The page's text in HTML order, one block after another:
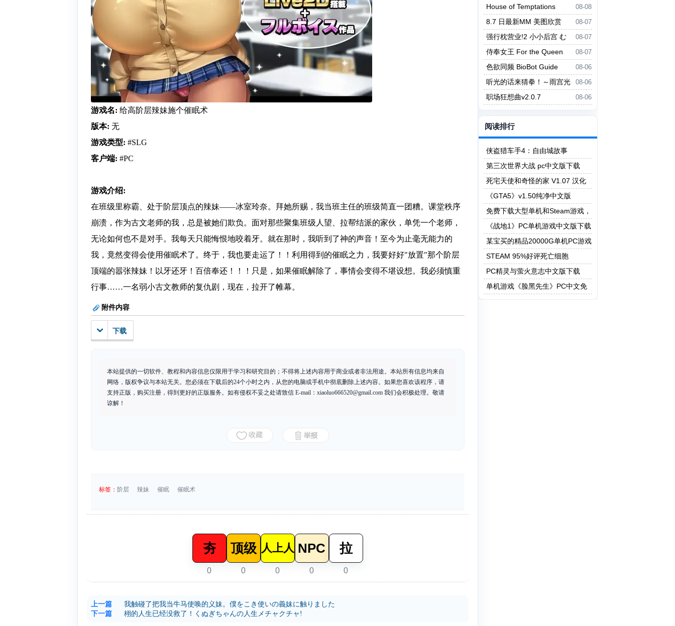
游戏名: 给高阶层辣妹施个催眠术
版本: 无
游戏类型: #SLG
客户端: #PC
游戏介绍:
在班级里称霸、处于阶层顶点的辣妹——冰室玲奈。拜她所赐，我当班主任的班级简直一团糟。课堂秩序
崩溃，作为古文老师的我，总是被她们欺负。面对那些聚集班级人望、拉帮结派的家伙，单凭一个老师，
无论如何也不是对手。我每天只能悔恨地咬着牙。就在那时，我听到了神的声音！至今为止毫无能力的
我，竟然变得会使用催眠术了。终于，我也要走运了！！利用得到的催眠之力，我要好好"放置"那个阶层
顶端的嚣张辣妹！以牙还牙！百倍奉还！！！只是，如果催眠解除了，事情会变得不堪设想。我必须慎重
行事……一名弱小古文教师的复仇剧，现在，拉开了帷幕。
附件内容
下载
本站提供的一切软件、教程和内容信息仅限用于学习和研究目的；不得将上述内容用于商业或者非法用途。本站所有信息均来自
网络，版权争议与本站无关。您必须在下载后的24个小时之内，从您的电脑或手机中彻底删除上述内容。如果您喜欢该程序，请
支持正版，购买注册，得到更好的正版服务。如有侵权不妥之处请致信 E-mail： xiaoluo666520@gmail.com 我们会积极处理。敬请
谅解！
标签： 阶层 辣妹 催眠 催眠术
夯
0
顶级
0
人上人
0
NPC
0
拉
0
上一篇
我触碰了把我当牛马使唤的义妹。僕をこき使いの義妹に触りました
下一篇
栩的人生已经没救了！くぬぎちゃんの人生メチャクチャ!
程 護身術道場 秘密のNTRレッス
ン
08-08
House of Temptations
08-07
8.7 日最新MM 美图欣赏
08-07
强行枕营业!2 小小后宫 む
りヤリ枕営業！2 ちっちゃなハー
レム
08-07
侍奉女王 For the Queen
08-06
色欲同频 BioBot Guide
08-06
听光的话来猜拳！～雨宫光
的深沉之爱～ ヒカリの言いなり
じゃんけん！～雨宮ヒカリの愛の
底～
08-06
职场狂想曲v2.0.7
阅读排行
侠盗猎车手4：自由城故事
第三次世界大战 pc中文版下载
死宅天使和奇怪的家 V1.07 汉化
作弊版
《GTA5》v1.50纯净中文版
免费下载大型单机和Steam游戏，
5208G资源一键快速下载
《战地1》PC单机游戏中文版下载
某宝买的精品20000G单机PC游戏
STEAM 95%好评死亡细胞
PC精灵与萤火意志中文版下载
单机游戏《脸黑先生》PC中文免
安装下载